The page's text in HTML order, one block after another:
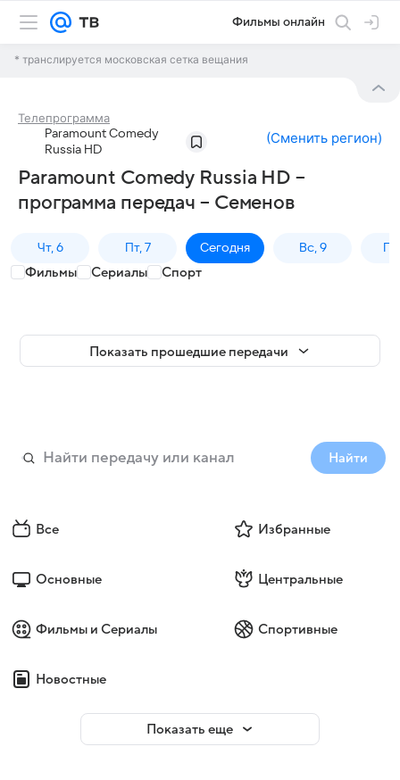
Фильмы онлайн
* транслируется московская сетка вещания
Телепрограмма
Paramount Comedy
Russia HD
(Сменить регион)
Paramount Comedy Russia HD –
программа передач – Семенов
Чт, 6 Пт, 7 Сегодня Вс, 9
Фильмы Сериалы Спорт
Показать прошедшие передачи
Найти
Все Избранные
Основные Центральные
Фильмы и Сериалы Спортивные
Новостные
Показать еще